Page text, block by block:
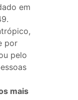
em
por
pelo
mais